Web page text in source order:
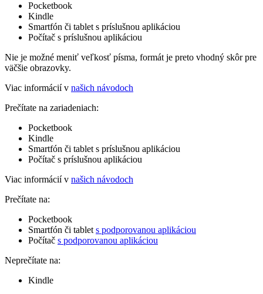
Pocketbook
Kindle
Smartfón či tablet s príslušnou aplikáciou
Počítač s príslušnou aplikáciou
Nie je možné meniť veľkosť písma, formát je preto vhodný skôr pre
väčšie obrazovky.
Viac informácií v našich návodoch
Prečítate na zariadeniach:
Pocketbook
Kindle
Smartfón či tablet s príslušnou aplikáciou
Počítač s príslušnou aplikáciou
Viac informácií v našich návodoch
Prečítate na:
Pocketbook
Smartfón či tablet s podporovanou aplikáciou
Počítač s podporovanou aplikáciou
Neprečítate na:
Kindle